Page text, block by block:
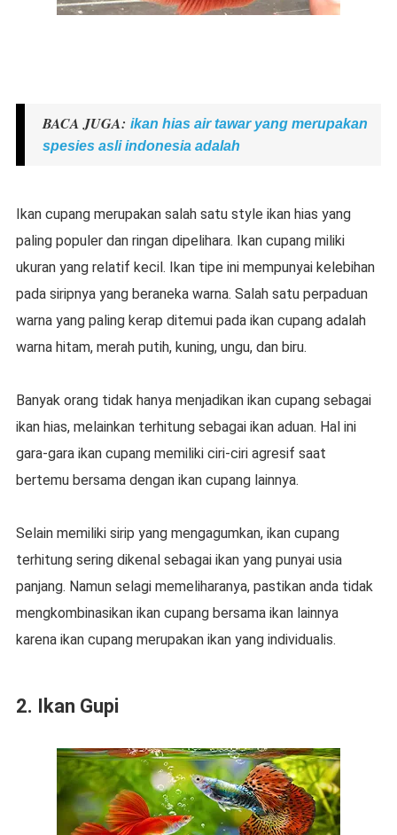
BACA JUGA: ikan hias air tawar yang merupakan
spesies asli indonesia adalah
Ikan cupang merupakan salah satu style ikan hias yang
paling populer dan ringan dipelihara. Ikan cupang miliki
ukuran yang relatif kecil. Ikan tipe ini mempunyai kelebihan
pada siripnya yang beraneka warna. Salah satu perpaduan
warna yang paling kerap ditemui pada ikan cupang adalah
warna hitam, merah putih, kuning, ungu, dan biru.
Banyak orang tidak hanya menjadikan ikan cupang sebagai
ikan hias, melainkan terhitung sebagai ikan aduan. Hal ini
gara-gara ikan cupang memiliki ciri-ciri agresif saat
bertemu bersama dengan ikan cupang lainnya.
Selain memiliki sirip yang mengagumkan, ikan cupang
terhitung sering dikenal sebagai ikan yang punyai usia
panjang. Namun selagi memeliharanya, pastikan anda tidak
mengkombinasikan ikan cupang bersama ikan lainnya
karena ikan cupang merupakan ikan yang individualis.
2. Ikan Gupi